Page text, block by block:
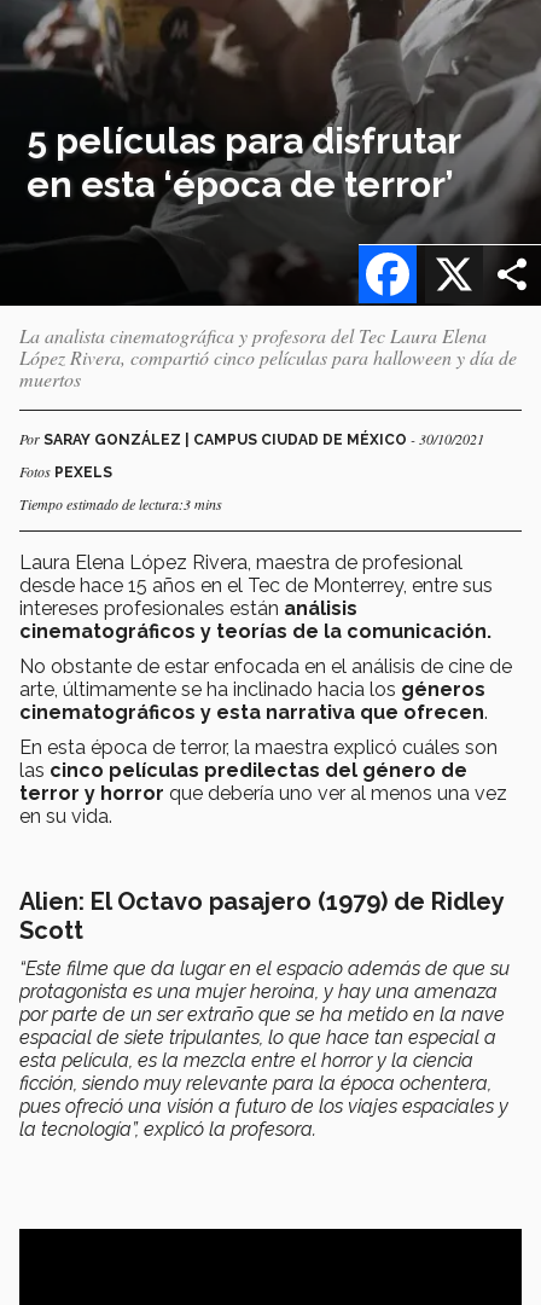
5 películas para disfrutar
en esta ‘época de terror’
X
Facebook
La analista cinematográfica y profesora del Tec Laura Elena
López Rivera, compartió cinco películas para halloween y día de
muertos
Por SARAY GONZÁLEZ | CAMPUS CIUDAD DE MÉXICO - 30/10/2021
Fotos PEXELS
Tiempo estimado de lectura:3 mins
Laura Elena López Rivera, maestra de profesional
desde hace 15 años en el Tec de Monterrey, entre sus
intereses profesionales están análisis
cinematográficos y teorías de la comunicación.
No obstante de estar enfocada en el análisis de cine de
arte, últimamente se ha inclinado hacia los géneros
cinematográficos y esta narrativa que ofrecen.
En esta época de terror, la maestra explicó cuáles son
las cinco películas predilectas del género de
terror y horror que debería uno ver al menos una vez
en su vida.
Alien: El Octavo pasajero (1979) de Ridley
Scott
“Este filme que da lugar en el espacio además de que su
protagonista es una mujer heroína, y hay una amenaza
por parte de un ser extraño que se ha metido en la nave
espacial de siete tripulantes, lo que hace tan especial a
esta película, es la mezcla entre el horror y la ciencia
ficción, siendo muy relevante para la época ochentera,
pues ofreció una visión a futuro de los viajes espaciales y
la tecnología”, explicó la profesora.